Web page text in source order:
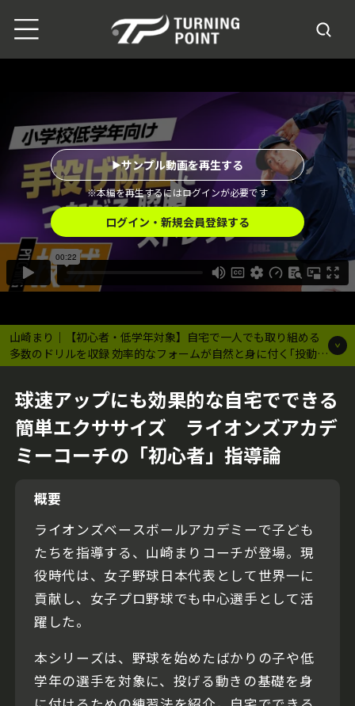
山崎まり｜【初心者・低学年対象】自宅で一人でも取り組める
多数のドリルを収録 効率的なフォームが自然と身に付く｢投動作
習得プログラム｣
※本編を再生するにはログインが必要です
サンプル動画を再生する
ログイン・新規会員登録する
球速アップにも効果的な自宅でできる
簡単エクササイズ ライオンズアカデ
ミーコーチの「初心者」指導論
概要
ライオンズベースボールアカデミーで子ども
たちを指導する、山崎まりコーチが登場。現
役時代は、女子野球日本代表として世界一に
貢献し、女子プロ野球でも中心選手として活
躍した。
本シリーズは、野球を始めたばかりの子や低
学年の選手を対象に、投げる動きの基礎を身